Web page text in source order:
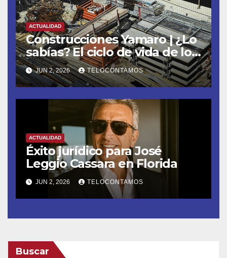
ACTUALIDAD
Construcciones Yamaro | ¿Lo
sabías? El ciclo de vida de los
materiales de construcción
revoluciona eficiencia en
proyectos modernos
JUN 2, 2026 TELOCONTAMOS
ACTUALIDAD
Éxito jurídico para José
Leggio Cassara en Florida
JUN 2, 2026 TELOCONTAMOS
Buscar